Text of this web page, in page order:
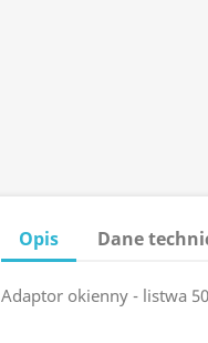
Opis Dane
Adaptor okienny - listwa